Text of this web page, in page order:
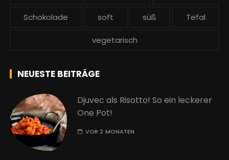
Schokolade soft süß Tefal
vegetarisch
NEUESTE BEITRÄGE
Djuvec als Risotto! So ein leckerer
One Pot!
VOR 2 MONATEN